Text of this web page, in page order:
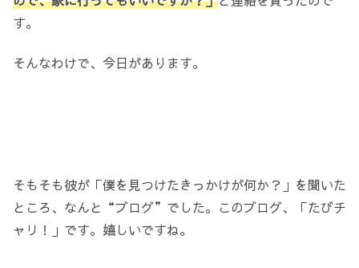
す。
そんなわけで、今日があります。
そもそも彼が「僕を見つけたきっかけが何か？」を聞いた
ところ、なんと“ブログ”でした。このブログ、「たびチ
ャリ！」です。嬉しいですね。